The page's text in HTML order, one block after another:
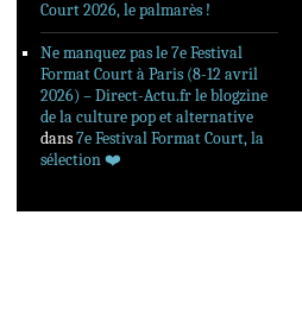
Court 2026, le palmarès !
Ne manquez pas le 7e Festival
Format Court à Paris (8-12 avril
2026) – Direct-Actu.fr le blogzine
de la culture pop et alternative
dans7e Festival Format Court, la
sélection ❤️‍